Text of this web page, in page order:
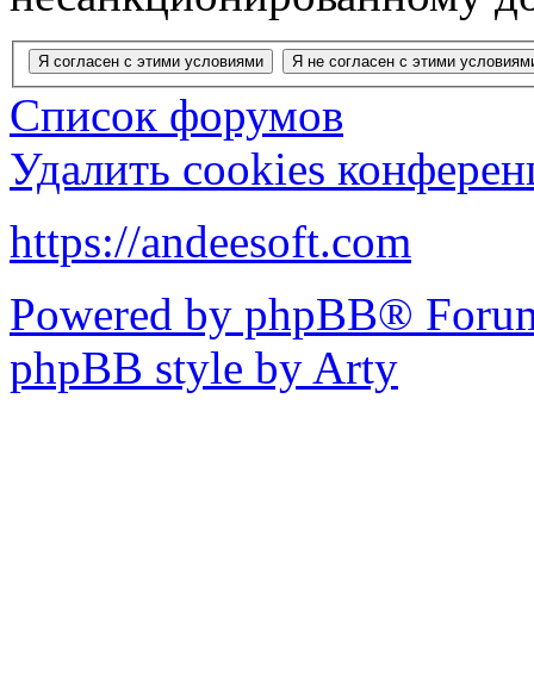
Список форумов
Удалить cookies
https://andeesoft.com
Powered by phpBB®
phpBB style by Arty